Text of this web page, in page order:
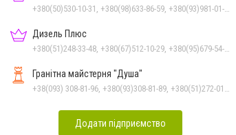
Дизель Плюс
Гранітна майстерня "Душа"
Додати підприємство